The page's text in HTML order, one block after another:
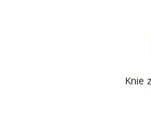
Knie